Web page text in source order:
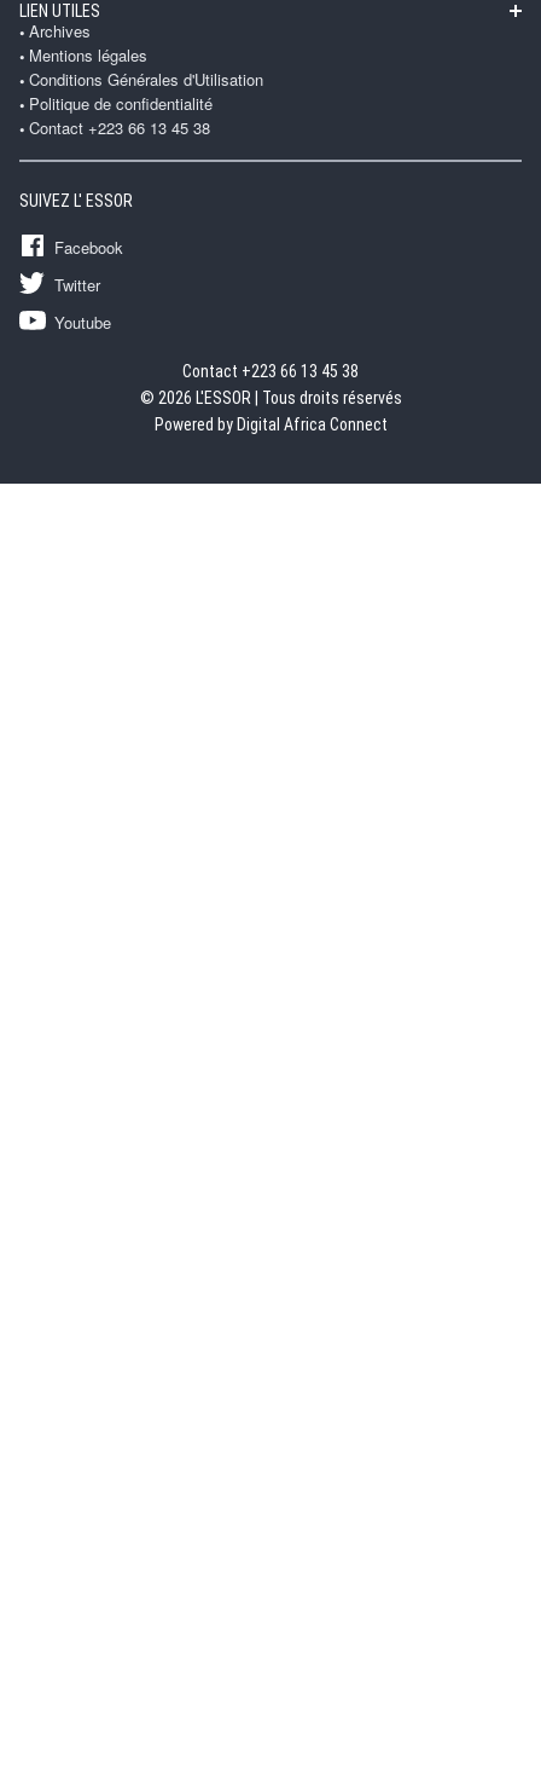
LIEN UTILES
Archives
Mentions légales
Conditions Générales d'Utilisation
Politique de confidentialité
Contact +223 66 13 45 38
SUIVEZ L' ESSOR
Facebook
Twitter
Youtube
Contact +223 66 13 45 38
© 2026 L'ESSOR | Tous droits réservés
Powered by Digital Africa Connect